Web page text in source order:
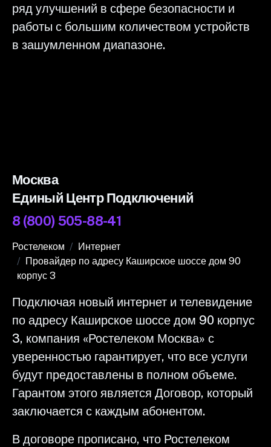
ряд улучшений в сфере безопасности и
работы с большим количеством устройств
в зашумленном диапазоне.
Москва
Единый Центр Подключений
8 (800) 505-88-41
Ростелеком
Интернет
Провайдер по адресу Каширское шоссе дом 90
корпус 3
Подключая новый интернет и телевидение
по адресу Каширское шоссе дом 90 корпус
3, компания «Ростелеком Москва» с
уверенностью гарантирует, что все услуги
будут предоставлены в полном объеме.
Гарантом этого является Договор, который
заключается с каждым абонентом.
В договоре прописано, что Ростелеком